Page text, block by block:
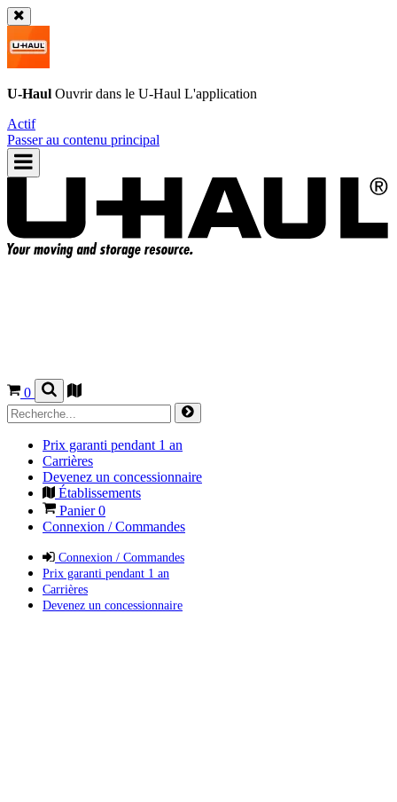
U-Haul Ouvrir dans le U-Haul L'application
Actif
Passer au contenu principal
0
Prix garanti pendant 1 an
Carrières
Devenez un concessionnaire
Établissements
Panier0
Connexion / Commandes
Connexion / Commandes
Prix garanti pendant 1 an
Carrières
Devenez un concessionnaire